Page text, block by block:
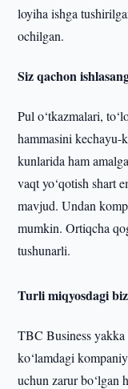
loyiha ishga
ochilgan.
Siz qachon
Pul o‘tkazmalari,
hammasini kechayu-
kunlarida ham
vaqt yo‘qotish shart
mavjud. Undan
mumkin. Ortiqcha
tushunarli.
Turli miqyosdagi
TBC Business
ko‘lamdagi
uchun zarur bo‘lgan